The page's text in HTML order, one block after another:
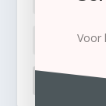
Ik
Voor